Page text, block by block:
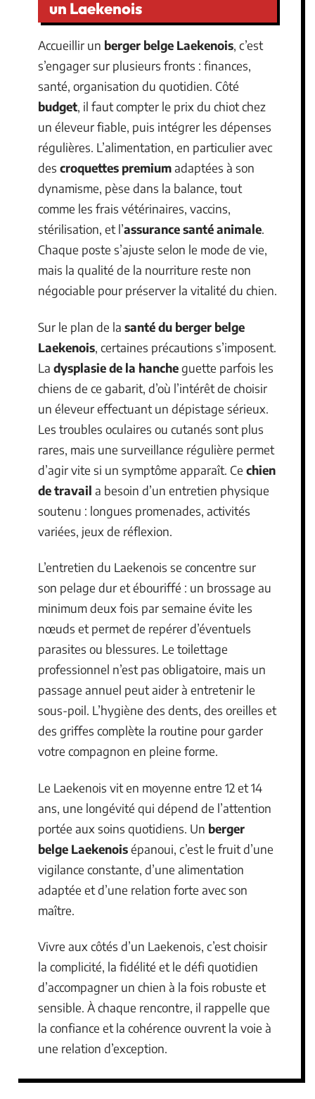
un Laekenois
Accueillir un berger belge Laekenois, c’est
s’engager sur plusieurs fronts : finances,
santé, organisation du quotidien. Côté
budget, il faut compter le prix du chiot chez
un éleveur fiable, puis intégrer les dépenses
régulières. L’alimentation, en particulier avec
des croquettes premiumadaptées à son
dynamisme, pèse dans la balance, tout
comme les frais vétérinaires, vaccins,
stérilisation, et l’assurance santé animale.
Chaque poste s’ajuste selon le mode de vie,
mais la qualité de la nourriture reste non
négociable pour préserver la vitalité du chien.
Sur le plan de la santé du berger belge
Laekenois, certaines précautions s’imposent.
La dysplasie de la hancheguette parfois les
chiens de ce gabarit, d’où l’intérêt de choisir
un éleveur effectuant un dépistage sérieux.
Les troubles oculaires ou cutanés sont plus
rares, mais une surveillance régulière permet
d’agir vite si un symptôme apparaît. Ce chien
de travail a besoin d’un entretien physique
soutenu : longues promenades, activités
variées, jeux de réflexion.
L’entretien du Laekenois se concentre sur
son pelage dur et ébouriffé : un brossage au
minimum deux fois par semaine évite les
nœuds et permet de repérer d’éventuels
parasites ou blessures. Le toilettage
professionnel n’est pas obligatoire, mais un
passage annuel peut aider à entretenir le
sous-poil. L’hygiène des dents, des oreilles et
des griffes complète la routine pour garder
votre compagnon en pleine forme.
Le Laekenois vit en moyenne entre 12 et 14
ans, une longévité qui dépend de l’attention
portée aux soins quotidiens. Un berger
belge Laekenoisépanoui, c’est le fruit d’une
vigilance constante, d’une alimentation
adaptée et d’une relation forte avec son
maître.
Vivre aux côtés d’un Laekenois, c’est choisir
la complicité, la fidélité et le défi quotidien
d’accompagner un chien à la fois robuste et
sensible. À chaque rencontre, il rappelle que
la confiance et la cohérence ouvrent la voie à
une relation d’exception.